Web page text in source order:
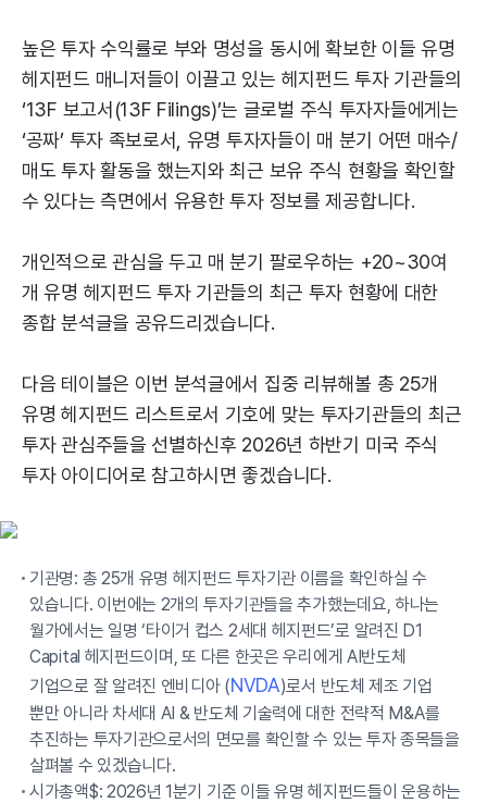
높은 투자 수익률로 부와 명성을 동시에 확보한 이들 유명
헤지펀드 매니저들이 이끌고 있는 헤지펀드 투자 기관들의
‘13F 보고서(13F Filings)’는 글로벌 주식 투자자들에게는
‘공짜’ 투자 족보로서, 유명 투자자들이 매 분기 어떤 매수/
매도 투자 활동을 했는지와 최근 보유 주식 현황을 확인할
수 있다는 측면에서 유용한 투자 정보를 제공합니다.
개인적으로 관심을 두고 매 분기 팔로우하는 +20~30여
개 유명 헤지펀드 투자 기관들의 최근 투자 현황에 대한
종합 분석글을 공유드리겠습니다.
다음 테이블은 이번 분석글에서 집중 리뷰해볼 총 25개
유명 헤지펀드 리스트로서 기호에 맞는 투자기관들의 최근
투자 관심주들을 선별하신후 2026년 하반기 미국 주식
투자 아이디어로 참고하시면 좋겠습니다.
기관명: 총 25개 유명 헤지펀드 투자기관 이름을 확인하실 수
있습니다. 이번에는 2개의 투자기관들을 추가했는데요, 하나는
월가에서는 일명 ‘타이거 컵스 2세대 헤지펀드’로 알려진 D1
Capital 헤지펀드이며, 또 다른 한곳은 우리에게 AI반도체
기업으로 잘 알려진 엔비디아 (NVDA)로서 반도체 제조 기업
뿐만 아니라 차세대 AI & 반도체 기술력에 대한 전략적 M&A를
추진하는 투자기관으로서의 면모를 확인할 수 있는 투자 종목들을
살펴볼 수 있겠습니다.
시가총액$: 2026년 1분기 기준 이들 유명 헤지펀드들이 운용하는